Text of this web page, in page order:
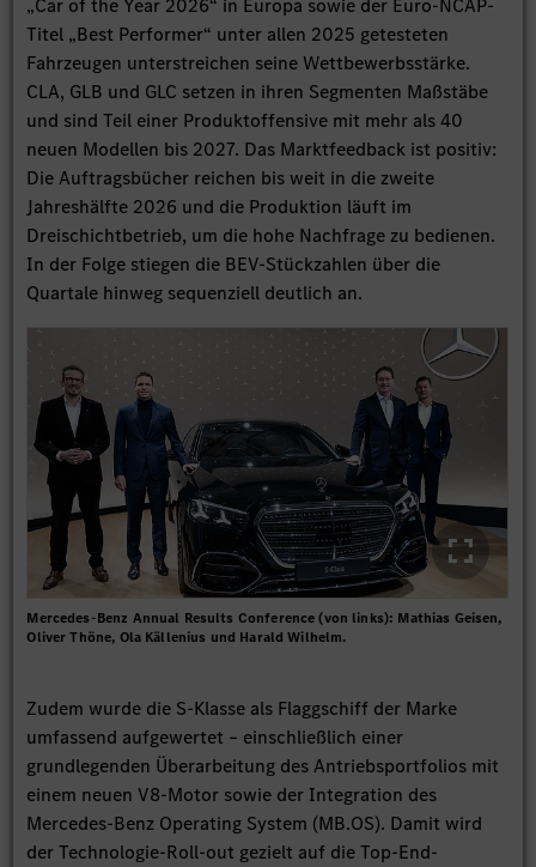
„Car of the Year 2026“ in Europa sowie der Euro-NCAP-
Titel „Best Performer“ unter allen 2025 getesteten
Fahrzeugen unterstreichen seine Wettbewerbsstärke.
CLA, GLB und GLC setzen in ihren Segmenten Maßstäbe
und sind Teil einer Produktoffensive mit mehr als 40
neuen Modellen bis 2027. Das Marktfeedback ist positiv:
Die Auftragsbücher reichen bis weit in die zweite
Jahreshälfte 2026 und die Produktion läuft im
Dreischichtbetrieb, um die hohe Nachfrage zu bedienen.
In der Folge stiegen die BEV-Stückzahlen über die
Quartale hinweg sequenziell deutlich an.
Mercedes-Benz Annual Results Conference (von links): Mathias Geisen,
Oliver Thöne, Ola Källenius und Harald Wilhelm.
Zudem wurde die S-Klasse als Flaggschiff der Marke
umfassend aufgewertet – einschließlich einer
grundlegenden Überarbeitung des Antriebsportfolios mit
einem neuen V8-Motor sowie der Integration des
Mercedes-Benz Operating System (MB.OS). Damit wird
der Technologie-Roll-out gezielt auf die Top-End-